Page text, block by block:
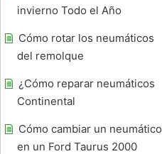
invierno Todo el Año
Cómo rotar los neumáticos
del remolque
¿Cómo reparar neumáticos
Continental
Cómo cambiar un neumático
en un Ford Taurus 2000